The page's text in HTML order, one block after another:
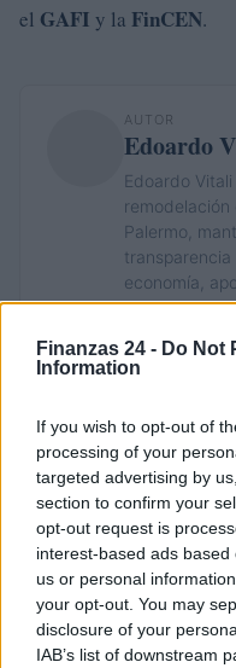
Finanzas 24 - Do Not
Information
If you wish to opt-out of
processing of your
targeted advertising by
section to confirm your
opt-out request is
interest-based ads
us or personal
your opt-out. You may
disclosure of your
IAB’s list of downstream
el GAFI y la FinCEN.
AUTOR
Edoardo
Edoardo
Palermo,
economía,
detalle